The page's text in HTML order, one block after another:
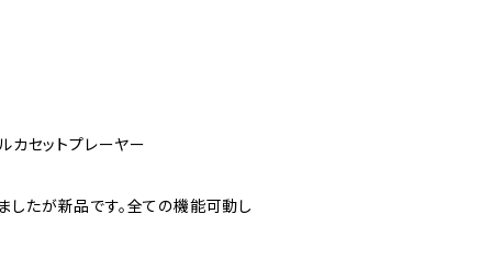
カセットプレーヤー
したが新品です。全ての機能可動し